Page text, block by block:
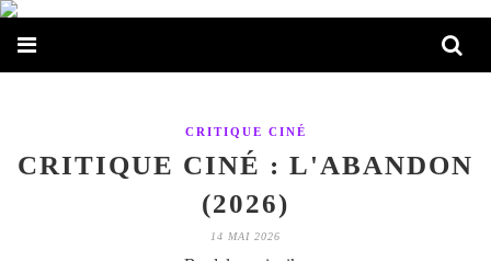
CRITIQUE CINÉ
CRITIQUE CINÉ : L'ABANDON
(2026)
14 MAI 2026